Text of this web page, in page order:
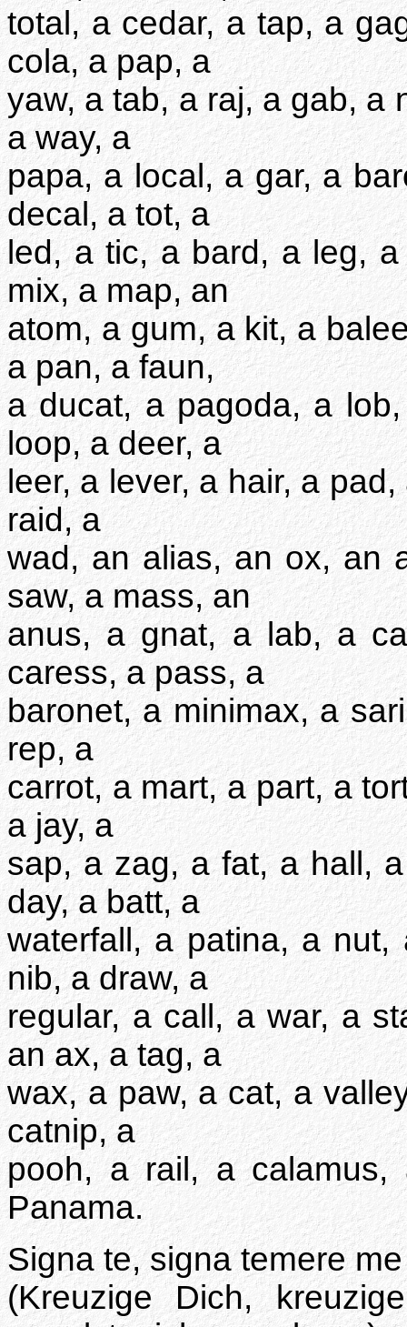
total, a cedar, a tap, a
cola, a pap, a
yaw, a tab, a raj, a gab, a
a way, a
papa, a local, a gar, a
decal, a tot, a
led, a tic, a bard, a leg,
mix, a map, an
atom, a gum, a kit, a
a pan, a faun,
a ducat, a pagoda, a
loop, a deer, a
leer, a lever, a hair, a
raid, a
wad, an alias, an ox, an
saw, a mass, an
anus, a gnat, a lab, a
caress, a pass, a
baronet, a minimax, a
rep, a
carrot, a mart, a part, a
a jay, a
sap, a zag, a fat, a hall,
day, a batt, a
waterfall, a patina, a
nib, a draw, a
regular, a call, a war, a
an ax, a tag, a
wax, a paw, a cat, a
catnip, a
pooh, a rail, a calamus,
Panama.
Signa te, signa temere
(Kreuzige Dich,